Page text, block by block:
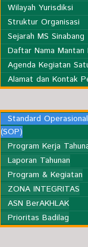
Wilayah Yurisdiksi
Struktur Organisasi
Sejarah MS Sinabang
Daftar Nama Mantan
Agenda Kegiatan
Alamat dan Kontak
Informasi Umum
Standard
(SOP)
Program Kerja
Laporan Tahunan
Program & Kegiatan
ZONA INTEGRITAS
ASN BerAKHLAK
Prioritas Badilag
Kepaniteraan